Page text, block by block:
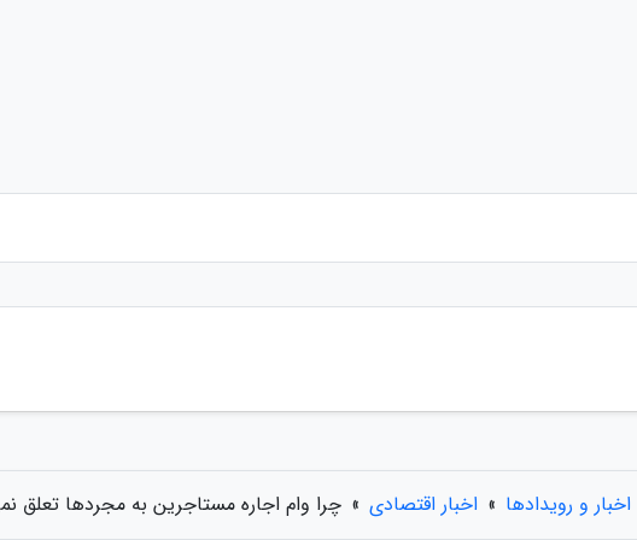
اخبار و رویدادها » اخبار اقتصادی » چرا وام اجاره مستاجرین به مجردها تعلق